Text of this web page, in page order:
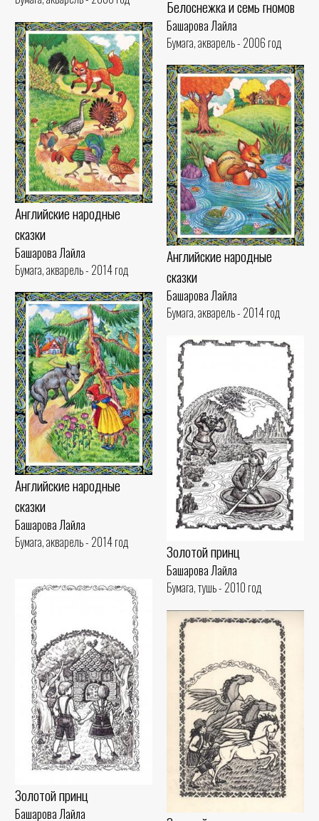
Белоснежка и семь гномов
Башарова Лайла
Бумага, акварель - 2006 год
Английские народные
сказки
Башарова Лайла
Бумага, акварель - 2014 год
Английские народные
сказки
Башарова Лайла
Бумага, акварель - 2014 год
Английские народные
сказки
Башарова Лайла
Бумага, акварель - 2014 год
Золотой принц
Башарова Лайла
Бумага, тушь - 2010 год
Золотой принц
Башарова Лайла